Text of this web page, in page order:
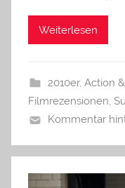
Weiterlesen
2010er, Action
Filmrezensionen,
Kommentar